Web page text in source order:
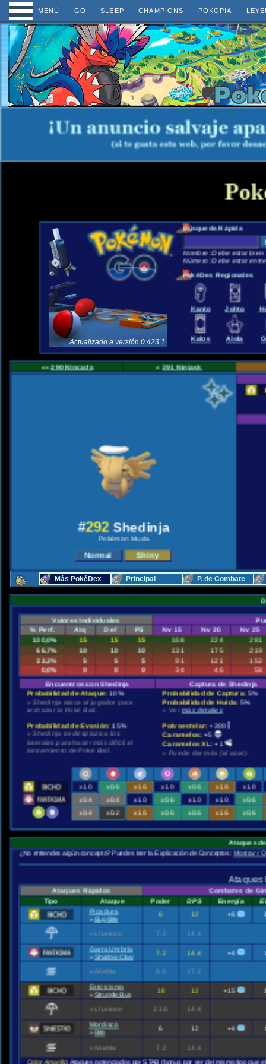
MENÚ GO SLEEP CHAMPIONS POKOPIA
Actualizado a versión 0.423.1
Búsqueda Rápida
Nombre: Debe estar bien
Número: Debe estar
PokéDex Regionales
Kanto Johto
Kalos Alola
««290 Nincada «291 Ninjask
#292 Shedinja
Pokémon Muda
Más PokéDex Principal P. de Combate
Valores Individuales
% Perf.
Atq Def PS Nv 15 Nv 20
Nv 25
100,0%
15 15 15 168 224
281
66,7%
10 10 10 131 175
219
33,3%
5 5 5 91 121
152
0,0%
0 0 0 34 46
58
Encuentros con Shedinja
Captura de Shedinja
Probabilidad de Ataque: 10%
» Shedinja ataca al jugador para
rechazar la Poké Ball.
Probabilidad de Evasión: 15%
» Shedinja se desplaza a los
laterales para hacer más difícil el
lanzamiento de Poké Ball.
Probabilidad de Captura: 5%
Probabilidad de Huida:5%
» Vermás detalles.
Polvoestelar: +300
Caramelos:+5
Caramelos XL: +1
» Puede dar más (al azar).
x1.0 x0.6 x1.6 x1.0 x0.6 x1.6
x1.0
x0.4
x0.4 x1.0 x0.6 x1.0 x1.0
x0.6
x0.4
x0.2 x1.6 x0.6 x0.6 x1.6 x0.6
Ataques
¿No entiendes algún concepto? Puedes leer la Explicación de Conceptos: Mostrar /
Ataques
Ataques Rápidos
Combates de
Tipo
Ataque Poder DPS Energía
Picadura
»Bug Bite 6 12 +6
»Lluvioso 7.2
14.4
Garra Umbría
»Shadow Claw 7.2 14.4 +4
» Niebla 8.6
17.2
Estoicismo
»Struggle Bug 18 12 +15
» Lluvioso 21.6
14.4
Mordisco
»Bite 6 12 +4
» Niebla 7.2 14.4
Color Amarillo: Ataques potenciados por STAB (bonus por ser del mismo tipo que